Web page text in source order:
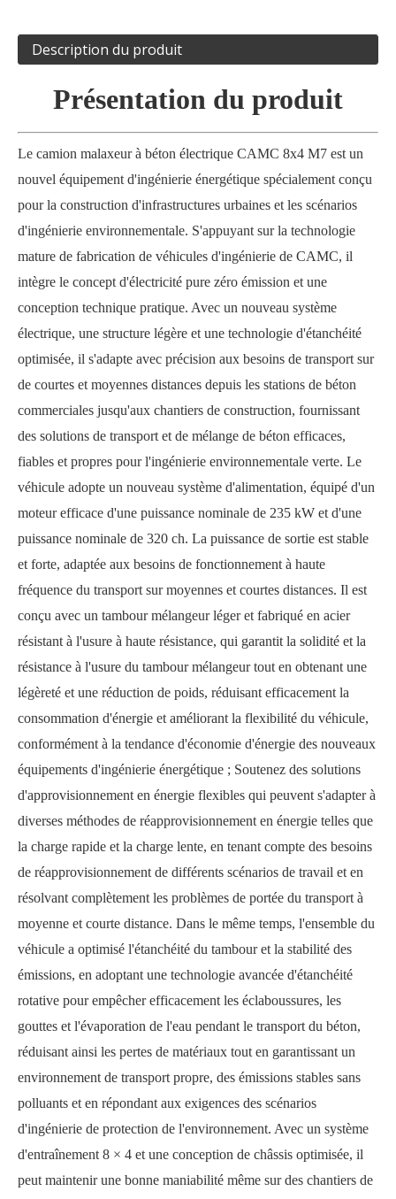
Description du produit
Présentation du produit
Le camion malaxeur à béton électrique CAMC 8x4 M7 est un
nouvel équipement d'ingénierie énergétique spécialement conçu
pour la construction d'infrastructures urbaines et les scénarios
d'ingénierie environnementale. S'appuyant sur la technologie
mature de fabrication de véhicules d'ingénierie de CAMC, il
intègre le concept d'électricité pure zéro émission et une
conception technique pratique. Avec un nouveau système
électrique, une structure légère et une technologie d'étanchéité
optimisée, il s'adapte avec précision aux besoins de transport sur
de courtes et moyennes distances depuis les stations de béton
commerciales jusqu'aux chantiers de construction, fournissant
des solutions de transport et de mélange de béton efficaces,
fiables et propres pour l'ingénierie environnementale verte. Le
véhicule adopte un nouveau système d'alimentation, équipé d'un
moteur efficace d'une puissance nominale de 235 kW et d'une
puissance nominale de 320 ch. La puissance de sortie est stable
et forte, adaptée aux besoins de fonctionnement à haute
fréquence du transport sur moyennes et courtes distances. Il est
conçu avec un tambour mélangeur léger et fabriqué en acier
résistant à l'usure à haute résistance, qui garantit la solidité et la
résistance à l'usure du tambour mélangeur tout en obtenant une
légèreté et une réduction de poids, réduisant efficacement la
consommation d'énergie et améliorant la flexibilité du véhicule,
conformément à la tendance d'économie d'énergie des nouveaux
équipements d'ingénierie énergétique ; Soutenez des solutions
d'approvisionnement en énergie flexibles qui peuvent s'adapter à
diverses méthodes de réapprovisionnement en énergie telles que
la charge rapide et la charge lente, en tenant compte des besoins
de réapprovisionnement de différents scénarios de travail et en
résolvant complètement les problèmes de portée du transport à
moyenne et courte distance. Dans le même temps, l'ensemble du
véhicule a optimisé l'étanchéité du tambour et la stabilité des
émissions, en adoptant une technologie avancée d'étanchéité
rotative pour empêcher efficacement les éclaboussures, les
gouttes et l'évaporation de l'eau pendant le transport du béton,
réduisant ainsi les pertes de matériaux tout en garantissant un
environnement de transport propre, des émissions stables sans
polluants et en répondant aux exigences des scénarios
d'ingénierie de protection de l'environnement. Avec un système
d'entraînement 8 × 4 et une conception de châssis optimisée, il
peut maintenir une bonne maniabilité même sur des chantiers de